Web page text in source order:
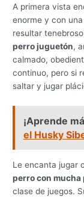
A primera vista
enorme y con
resultar
perro juguetón,
calmado,
continuo, pero si
saltar y jugar
¡Aprende
el Husky
Le encanta jugar
perro con mucha
clase de juegos.